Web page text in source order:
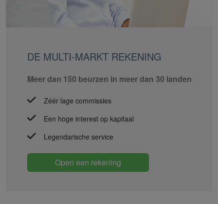
DE MULTI-MARKT REKENING
Meer dan 150 beurzen in meer dan 30 landen
Zéér lage commissies
Een hoge interest op kapitaal
Legendarische service
Open een rekening